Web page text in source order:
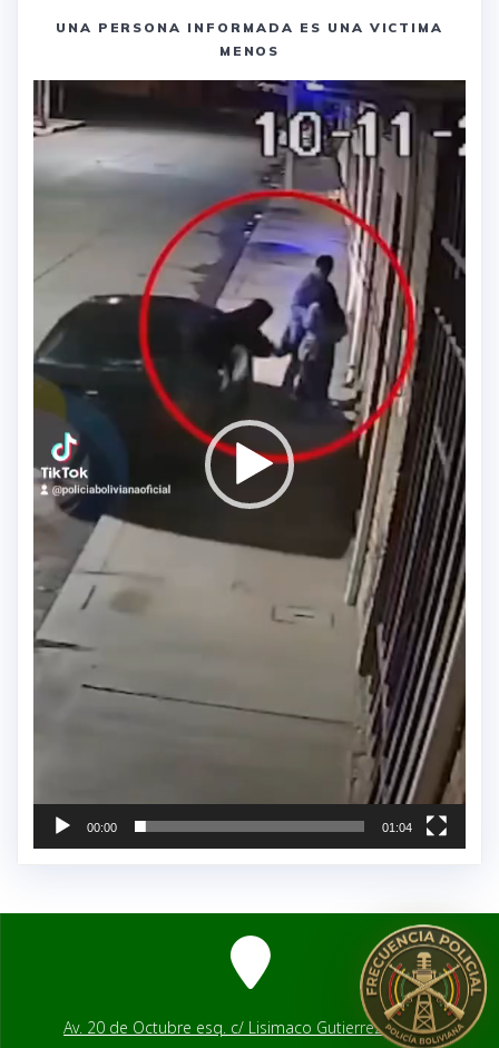
UNA PERSONA INFORMADA ES UNA VICTIMA
MENOS
Reproductor
de
vídeo
00:00 01:04
Av. 20 de Octubre esq. c/ Lisimaco Gutierrez # 2541